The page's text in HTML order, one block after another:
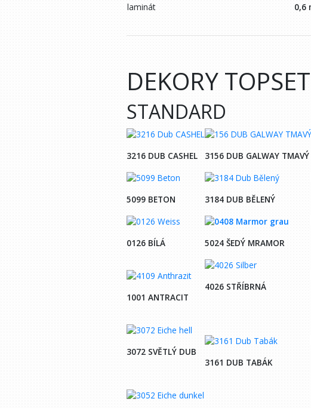
laminát 0,6
DEKORY TOPSET
STANDARD
3216 DUB CASHEL 3156 DUB GALWAY TMAVÝ
5099 BETON 3184 DUB BĚLENÝ
0126 BÍLÁ 5024 ŠEDÝ MRAMOR
1001 ANTRACIT
4026 STŘÍBRNÁ
3072 SVĚTLÝ DUB
3161 DUB TABÁK